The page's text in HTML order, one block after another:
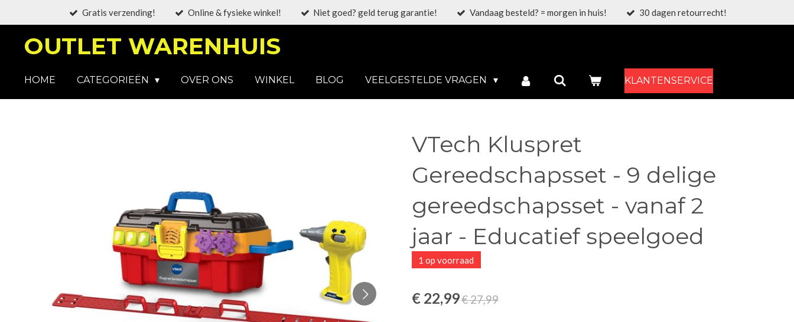
hoofdinhoud
Gratis verzending! Online & fysieke winkel! Niet goed? geld terug garantie! Vandaag besteld? = morgen in huis! 30 dagen retourrecht!
OUTLET WARENHUIS
HOME CATEGORIEËN OVER ONS WINKEL BLOG VEELGESTELDE VRAGEN KLANTENSERVICE
VTech Kluspret
Gereedschapsset - 9 delige
gereedschapsset - vanaf 2
jaar - Educatief speelgoed
1 op voorraad
€ 22,99€ 27,99